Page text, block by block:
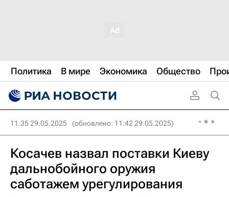
Политика В мире Экономика Общество
11:35 29.05.2025 (обновлено: 11:42 29.05.2025)
Косачев назвал поставки Киеву
дальнобойного оружия
саботажем урегулирования